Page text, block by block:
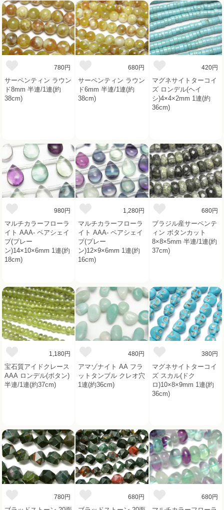
780円
サーペンティン ラウン
ド8mm 半連/1連(約
38cm)
680円
サーペンティン ラウン
ド6mm 半連/1連(約
38cm)
420円
マグネサイトターコイ
ズ ロンデル(ヘイ
シ)4×4×2mm 1連(約
36cm)
980円
マルチカラーフローラ
イト AAA- ペアシェイ
プ(プレー
ン)14×10×6mm 1連(約
18cm)
1,280円
マルチカラーフローラ
イト AAA- ペアシェイ
プ(プレー
ン)12×9×6mm 1連(約
16cm)
680円
ブラジル産サーペンテ
ィン ボタンカット
8×8×5mm 半連/1連(約
37cm)
1,180円
宝石質アイドクレース
AAA ロンデル(ボタン)
半連/1連(約37cm)
480円
アマゾナイト AA フラ
ットタンブル クレオ穴
1連(約36cm)
380円
マグネサイトターコイ
ズ スカル(ドク
ロ)10×8×9mm 1連(約
36cm)
780円 680円 680円